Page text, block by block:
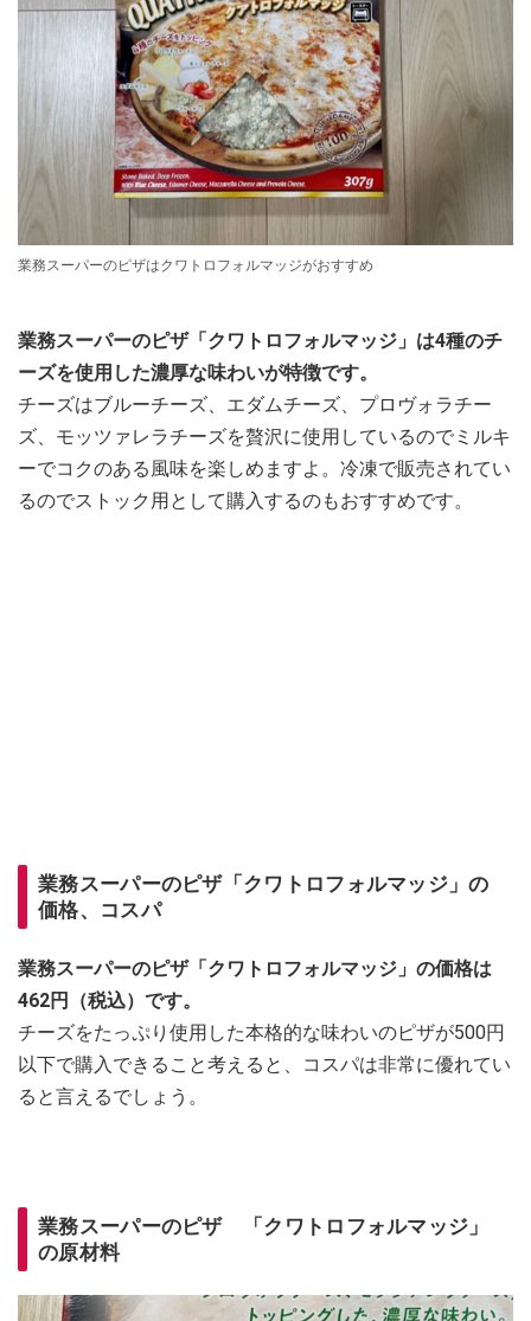
業務スーパーのピザはクワトロフォルマッジがおすすめ
業務スーパーのピザ「クワトロフォルマッジ」は4種のチ
ーズを使用した濃厚な味わいが特徴です。
チーズはブルーチーズ、エダムチーズ、プロヴォラチー
ズ、モッツァレラチーズを贅沢に使用しているのでミルキ
ーでコクのある風味を楽しめますよ。冷凍で販売されてい
るのでストック用として購入するのもおすすめです。
業務スーパーのピザ「クワトロフォルマッジ」の
価格、コスパ
業務スーパーのピザ「クワトロフォルマッジ」の価格は
462円（税込）です。
チーズをたっぷり使用した本格的な味わいのピザが500円
以下で購入できること考えると、コスパは非常に優れてい
ると言えるでしょう。
業務スーパーのピザ 「クワトロフォルマッジ」
の原材料